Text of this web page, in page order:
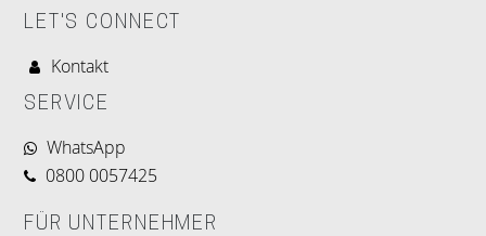
LET'S CONNECT
Kontakt
SERVICE
WhatsApp
0800 0057425
FÜR UNTERNEHMER